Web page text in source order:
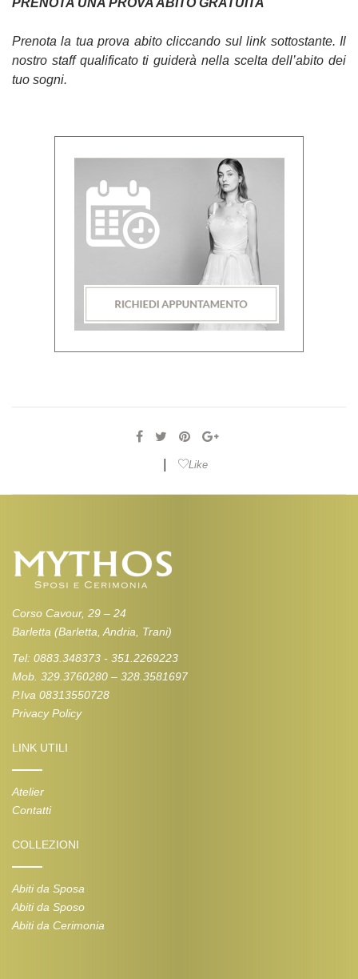
PRENOTA UNA PROVA ABITO GRATUITA
Prenota la tua prova abito cliccando sul link sottostante. Il
nostro staff qualificato ti guiderà nella scelta dell’abito dei
tuo sogni.
Like
Corso Cavour, 29 – 24
Barletta (Barletta, Andria, Trani)
Tel: 0883.348373 - 351.2269223
Mob. 329.3760280 – 328.3581697
P.Iva 08313550728
Privacy Policy
LINK UTILI
Atelier
Contatti
COLLEZIONI
Abiti da Sposa
Abiti da Sposo
Abiti da Cerimonia